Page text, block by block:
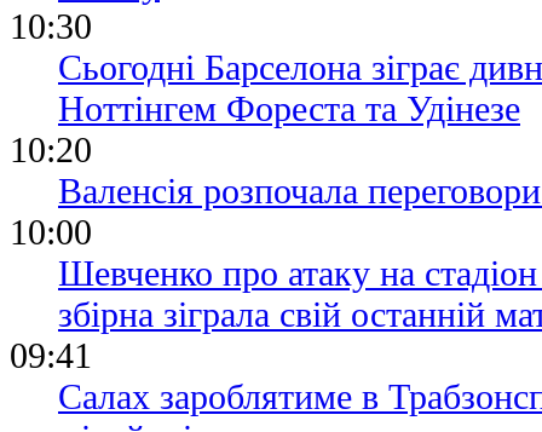
10:30
Сьогодні Барселона зіграє
Ноттінгем Фореста та Удінезе
10:20
Валенсія розпочала
10:00
Шевченко про атаку на
збірна зіграла свій останній
09:41
Салах зароблятиме в